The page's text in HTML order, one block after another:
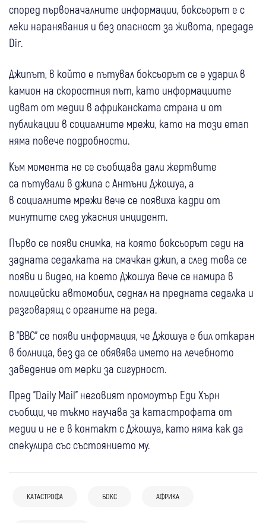
според първоначалните информации, боксьорът е с
леки наранявания и без опасност за живота, предаде
Dir.
Джипът, в който е пътувал боксьорът се е ударил в
камион на скоростния път, като информациите
идват от медии в африканската страна и от
публикации в социалните мрежи, като на този етап
няма повече подробности.
Към момента не се съобщава дали жертвите
са пътували в джипа с Антъни Джошуа, а
в социалните мрежи вече се появиха кадри от
минутите след ужасния инцидент.
Първо се появи снимка, на която боксьорът седи на
задната седалката на смачкан джип, а след това се
появи и видео, на което Джошуа вече се намира в
полицейски автомобил, седнал на предната седалка и
разговарящ с органите на реда.
В "ВВС" се появи информация, че Джошуа е бил откаран
в болница, без да се обявява името на лечебното
заведение от мерки за сигурност.
Пред "Daily Mail" неговият промоутър Еди Хърн
съобщи, че тъкмо научава за катастрофата от
медии и не е в контакт с Джошуа, като няма как да
спекулира със състоянието му.
КАТАСТРОФА БОКС АФРИКА